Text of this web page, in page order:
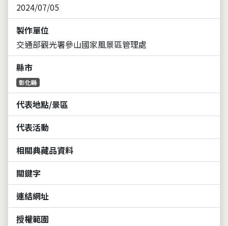
2024/07/05
製作單位
交通部觀光署參山國家風景區管理處
縣市
彰化縣
代表地點/景區
代表活動
相關典藏品資料
關鍵字
連結網址
授權範圍